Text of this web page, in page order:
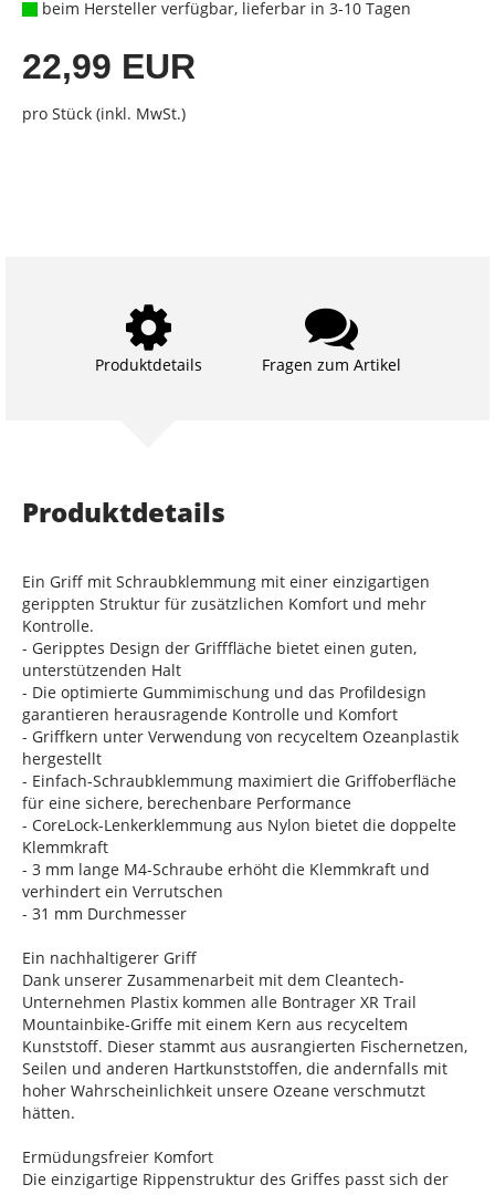
beim Hersteller verfügbar, lieferbar in 3-10 Tagen
22,99 EUR
pro Stück (inkl. MwSt.)
Produktdetails Fragen zum Artikel
Produktdetails
Ein Griff mit Schraubklemmung mit einer einzigartigen
gerippten Struktur für zusätzlichen Komfort und mehr
Kontrolle.
- Geripptes Design der Grifffläche bietet einen guten,
unterstützenden Halt
- Die optimierte Gummimischung und das Profildesign
garantieren herausragende Kontrolle und Komfort
- Griffkern unter Verwendung von recyceltem Ozeanplastik
hergestellt
- Einfach-Schraubklemmung maximiert die Griffoberfläche
für eine sichere, berechenbare Performance
- CoreLock-Lenkerklemmung aus Nylon bietet die doppelte
Klemmkraft
- 3 mm lange M4-Schraube erhöht die Klemmkraft und
verhindert ein Verrutschen
- 31 mm Durchmesser
Ein nachhaltigerer Griff
Dank unserer Zusammenarbeit mit dem Cleantech-
Unternehmen Plastix kommen alle Bontrager XR Trail
Mountainbike-Griffe mit einem Kern aus recyceltem
Kunststoff. Dieser stammt aus ausrangierten Fischernetzen,
Seilen und anderen Hartkunststoffen, die andernfalls mit
hoher Wahrscheinlichkeit unsere Ozeane verschmutzt
hätten.
Ermüdungsfreier Komfort
Die einzigartige Rippenstruktur des Griffes passt sich der